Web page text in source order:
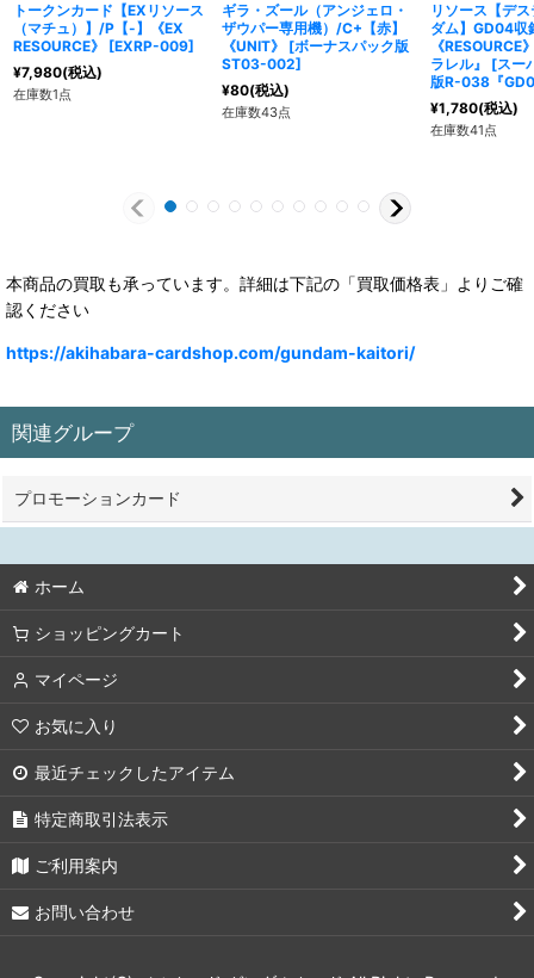
トークンカード【EXリソース
（マチュ）】/P【-】《EX
RESOURCE》
[EXRP-009]
¥7,980(税込)
在庫数1点
ギラ・ズール（アンジェロ・
ザウパー専用機）/C+【赤】
《UNIT》
[ボーナスパック版
ST03-002]
¥80(税込)
在庫数43点
リソース【デ
ダム】GD04
《RESOURCE
ラレル』
[スー
版R-038『
¥1,780(税込)
在庫数41点
本商品の買取も承っています。詳細は下記の「買取価格表」よりご確
認ください
https://akihabara-cardshop.com/gundam-kaitori/
関連グループ
プロモーションカード
ホーム
ショッピングカート
マイページ
お気に入り
最近チェックしたアイテム
特定商取引法表示
ご利用案内
お問い合わせ